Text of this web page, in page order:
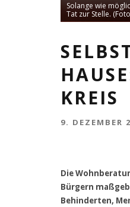
Solange wie
Tat zur Stelle.
KREIS
9. DEZEMBER
Die
Bürgern
Behinderten,